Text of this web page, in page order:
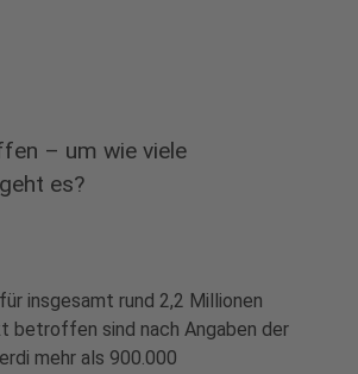
– um wie viele
es?
insgesamt rund 2,2 Millionen
betroffen sind nach Angaben der
mehr als 900.000